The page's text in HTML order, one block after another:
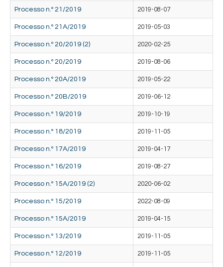
Processo n.º 21/2019 2019-08-07
Processo n.º 21A/2019 2019-05-03
Processo n.º 20/2019 (2) 2020-02-25
Processo n.º 20/2019 2019-08-06
Processo n.º 20A/2019 2019-05-22
Processo n.º 20B/2019 2019-06-12
Processo n.º 19/2019 2019-10-19
Processo n.º 18/2019 2019-11-05
Processo n.º 17A/2019 2019-04-17
Processo n.º 16/2019 2019-08-27
Processo n.º 15A/2019 (2) 2020-06-02
Processo n.º 15/2019 2022-08-09
Processo n.º 15A/2019 2019-04-15
Processo n.º 13/2019 2019-11-05
Processo n.º 12/2019 2019-11-05